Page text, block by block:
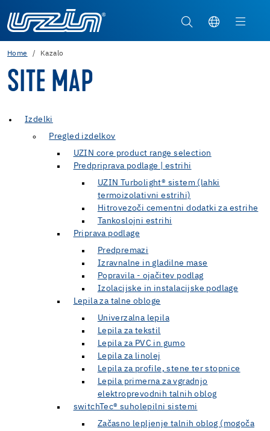
Home Kazalo
SITE MAP
Izdelki
Pregled izdelkov
UZIN core product range selection
Predpriprava podlage | estrihi
UZIN Turbolight® sistem (lahki
termoizolativni estrihi)
Hitrovezoči cementni dodatki za estrihe
Tankoslojni estrihi
Priprava podlage
Predpremazi
Izravnalne in gladilne mase
Popravila - ojačitev podlag
Izolacijske in instalacijske podlage
Lepila za talne obloge
Univerzalna lepila
Lepila za tekstil
Lepila za PVC in gumo
Lepila za linolej
Lepila za profile, stene ter stopnice
Lepila primerna za vgradnjo
elektroprevodnih talnih oblog
switchTec® suholepilni sistemi
Začasno lepljenje talnih oblog (mogoča